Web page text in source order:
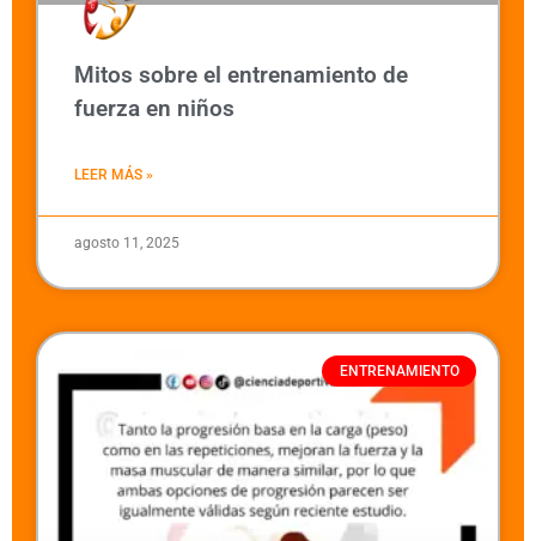
Mitos sobre el entrenamiento de
fuerza en niños
LEER MÁS »
agosto 11, 2025
ENTRENAMIENTO